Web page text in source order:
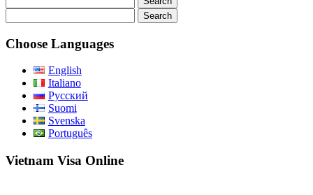
for:
for:
Choose Languages
English
Italiano
Русский
Suomi
Svenska
Português
Vietnam Visa Online